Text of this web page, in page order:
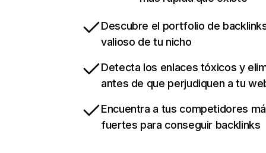
Descubre el portfolio de
valioso de tu nicho
Detecta los enlaces tóxicos y
antes de que perjudiquen a tu
Encuentra a tus competidores
fuertes para conseguir backlinks